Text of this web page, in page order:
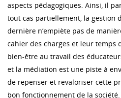
aspects pédagogiques. Ainsi, il
tout cas partiellement, la gestion
dernière n’empiète pas de
cahier des charges et leur temps
bien-être au travail des
et la médiation est une piste à
de repenser et revaloriser cette
bon fonctionnement de la société.